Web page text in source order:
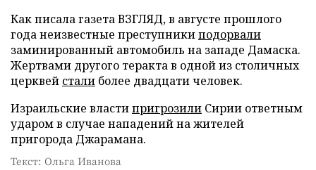
Как писала газета ВЗГЛЯД, в августе прошлого
года неизвестные преступникиподорвали
заминированный автомобиль на западе Дамаска.
Жертвами другого теракта в одной из столичных
церквей стали более двадцати человек.
Израильские властипригрозили Сирии ответным
ударом в случае нападений на жителей
пригорода Джарамана.
Текст: Ольга Иванова